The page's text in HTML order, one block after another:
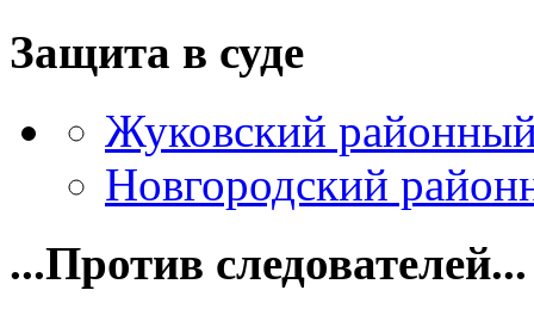
Защита в суде
Жуковский
Новгородский
...Против следователей...